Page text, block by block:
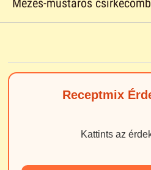
Mézes-mustáros
Receptmix
Kattints az